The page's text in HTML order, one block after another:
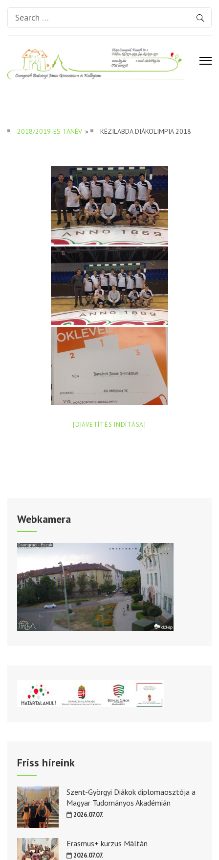
Search
for:
2018/2019-ES TANÉV » KÉZILABDA DIÁKOLIMPIA 2018
[DIAVETÍTÉS INDÍTÁSA]
Webkamera
Friss híreink
Szent-Györgyi Diákok diplomaosztója a
Magyar Tudományos Akadémián
2026.07.07.
Erasmus+ kurzus Máltán
2026.07.07.